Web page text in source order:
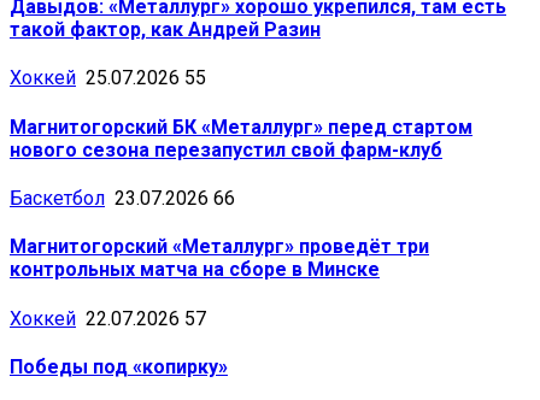
Давыдов: «Металлург» хорошо укрепился, там есть
такой фактор, как Андрей Разин
Хоккей 25.07.2026 55
Магнитогорский БК «Металлург» перед стартом
нового сезона перезапустил свой фарм-клуб
Баскетбол 23.07.2026 66
Магнитогорский «Металлург» проведёт три
контрольных матча на сборе в Минске
Хоккей 22.07.2026 57
Победы под «копирку»